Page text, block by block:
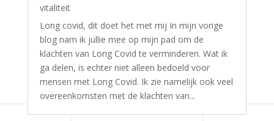
vitaliteit
Long covid, dit doet het met mij In mijn vorige
blog nam ik jullie mee op mijn pad om de
klachten van Long Covid te verminderen. Wat ik
ga delen, is echter niet alleen bedoeld voor
mensen met Long Covid. Ik zie namelijk ook veel
overeenkomsten met de klachten van...